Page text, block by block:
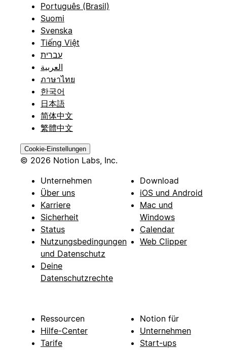
Português (Brasil)
Suomi
Svenska
Tiếng Việt
עברית
العربية
ภาษาไทย
한국어
日本語
简体中文
繁體中文
Cookie-Einstellungen
© 2026 Notion Labs, Inc.
Unternehmen
Über uns
Karriere
Sicherheit
Status
Nutzungsbedingungen
und Datenschutz
Deine
Datenschutzrechte
Download
iOS und Android
Mac und
Windows
Calendar
Web Clipper
Ressourcen
Hilfe-Center
Tarife
Notion für
Unternehmen
Start-ups